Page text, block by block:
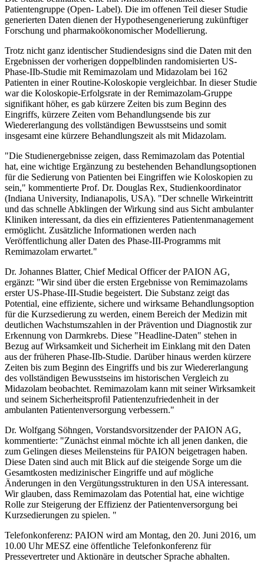
Patientengruppe (Open- Label). Die im offenen Teil dieser Studie
generierten Daten dienen der Hypothesengenerierung zukünftiger
Forschung und pharmakoökonomischer Modellierung.
Trotz nicht ganz identischer Studiendesigns sind die Daten mit den
Ergebnissen der vorherigen doppelblinden randomisierten US-
Phase-IIb-Studie mit Remimazolam und Midazolam bei 162
Patienten in einer Routine-Koloskopie vergleichbar. In dieser Studie
war die Koloskopie-Erfolgsrate in der Remimazolam-Gruppe
signifikant höher, es gab kürzere Zeiten bis zum Beginn des
Eingriffs, kürzere Zeiten vom Behandlungsende bis zur
Wiedererlangung des vollständigen Bewusstseins und somit
insgesamt eine kürzere Behandlungszeit als mit Midazolam.
"Die Studienergebnisse zeigen, dass Remimazolam das Potential
hat, eine wichtige Ergänzung zu bestehenden Behandlungsoptionen
für die Sedierung von Patienten bei Eingriffen wie Koloskopien zu
sein," kommentierte Prof. Dr. Douglas Rex, Studienkoordinator
(Indiana University, Indianapolis, USA). "Der schnelle Wirkeintritt
und das schnelle Abklingen der Wirkung sind aus Sicht ambulanter
Kliniken interessant, da dies ein effizienteres Patientenmanagement
ermöglicht. Zusätzliche Informationen werden nach
Veröffentlichung aller Daten des Phase-III-Programms mit
Remimazolam erwartet."
Dr. Johannes Blatter, Chief Medical Officer der PAION AG,
ergänzt: "Wir sind über die ersten Ergebnisse von Remimazolams
erster US-Phase-III-Studie begeistert. Die Substanz zeigt das
Potential, eine effiziente, sichere und wirksame Behandlungsoption
für die Kurzsedierung zu werden, einem Bereich der Medizin mit
deutlichen Wachstumszahlen in der Prävention und Diagnostik zur
Erkennung von Darmkrebs. Diese "Headline-Daten" stehen in
Bezug auf Wirksamkeit und Sicherheit im Einklang mit den Daten
aus der früheren Phase-IIb-Studie. Darüber hinaus werden kürzere
Zeiten bis zum Beginn des Eingriffs und bis zur Wiedererlangung
des vollständigen Bewusstseins im historischen Vergleich zu
Midazolam beobachtet. Remimazolam kann mit seiner Wirksamkeit
und seinem Sicherheitsprofil Patientenzufriedenheit in der
ambulanten Patientenversorgung verbessern."
Dr. Wolfgang Söhngen, Vorstandsvorsitzender der PAION AG,
kommentierte: "Zunächst einmal möchte ich all jenen danken, die
zum Gelingen dieses Meilensteins für PAION beigetragen haben.
Diese Daten sind auch mit Blick auf die steigende Sorge um die
Gesamtkosten medizinischer Eingriffe und auf mögliche
Änderungen in den Vergütungsstrukturen in den USA interessant.
Wir glauben, dass Remimazolam das Potential hat, eine wichtige
Rolle zur Steigerung der Effizienz der Patientenversorgung bei
Kurzsedierungen zu spielen. "
Telefonkonferenz: PAION wird am Montag, den 20. Juni 2016, um
10.00 Uhr MESZ eine öffentliche Telefonkonferenz für
Pressevertreter und Aktionäre in deutscher Sprache abhalten.